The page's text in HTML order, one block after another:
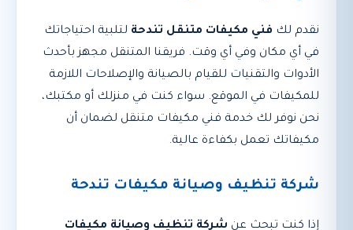
نقدم لك فني مكيفات متنقل تندحة لتلبية احتياجاتك
في أي مكان وفي أي وقت. فريقنا المتنقل مجهز بأحدث
الأدوات والتقنيات للقيام بالصيانة والإصلاحات اللازمة
للمكيفات في الموقع. سواء كنت في منزلك أو مكتبك،
نحن نوفر لك خدمة فني مكيفات متنقل لضمان أن
مكيفاتك تعمل بكفاءة عالية.
شركة تنظيف وصيانة مكيفات تندحة
إذا كنت تبحث عن شركة تنظيف وصيانة مكيفات